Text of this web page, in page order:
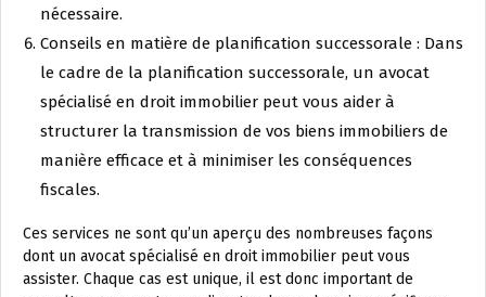
nécessaire.
Conseils en matière de planification successorale : Dans
le cadre de la planification successorale, un avocat
spécialisé en droit immobilier peut vous aider à
structurer la transmission de vos biens immobiliers de
manière efficace et à minimiser les conséquences
fiscales.
Ces services ne sont qu’un aperçu des nombreuses façons
dont un avocat spécialisé en droit immobilier peut vous
assister. Chaque cas est unique, il est donc important de